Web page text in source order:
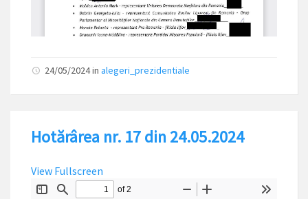
24/05/2024in alegeri_prezidentiale
Hotărârea nr. 17 din 24.05.2024
View Fullscreen